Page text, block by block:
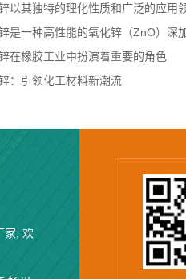
以其独特的理化性质和广泛的应用
一种高性能的氧化锌（ZnO）深加工产
在橡胶工业中扮演着重要的角色
：引领化工材料新潮流
家, 欢